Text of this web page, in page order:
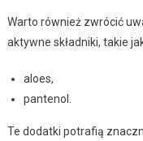
Warto również zwrócić
aktywne składniki, takie
aloes,
pantenol.
Te dodatki potrafią